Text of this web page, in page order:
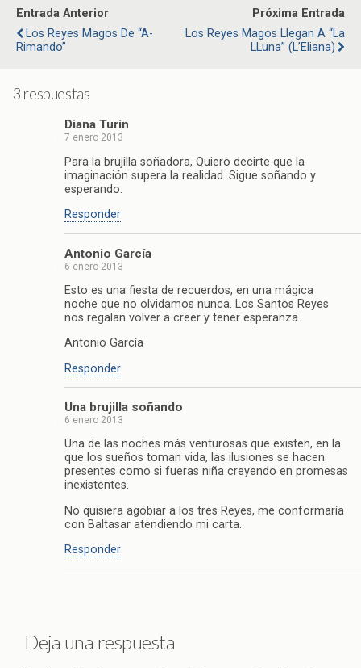
Entrada Anterior
Los Reyes Magos De “A-
Rimando”
Próxima Entrada
Los Reyes Magos Llegan A “La
LLuna” (L’Eliana)
3 respuestas
Diana Turín
7 enero 2013
Para la brujilla soñadora, Quiero decirte que la
imaginación supera la realidad. Sigue soñando y
esperando.
Responder
Antonio García
6 enero 2013
Esto es una fiesta de recuerdos, en una mágica
noche que no olvidamos nunca. Los Santos Reyes
nos regalan volver a creer y tener esperanza.
Antonio García
Responder
Una brujilla soñando
6 enero 2013
Una de las noches más venturosas que existen, en la
que los sueños toman vida, las ilusiones se hacen
presentes como si fueras niña creyendo en promesas
inexistentes.
No quisiera agobiar a los tres Reyes, me conformaría
con Baltasar atendiendo mi carta.
Responder
Deja una respuesta